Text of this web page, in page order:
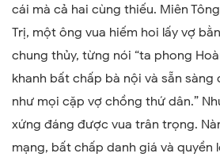
cái mà cả hai cùng thiếu. Miên
Trị, một ông vua hiếm hoi lấy vợ
chung thủy, từng nói “ta phong
khanh bất chấp bà nội và sẵn
như mọi cặp vợ chồng thứ dân.”
xứng đáng được vua trân trọng.
mạng, bất chấp danh giá và quyền